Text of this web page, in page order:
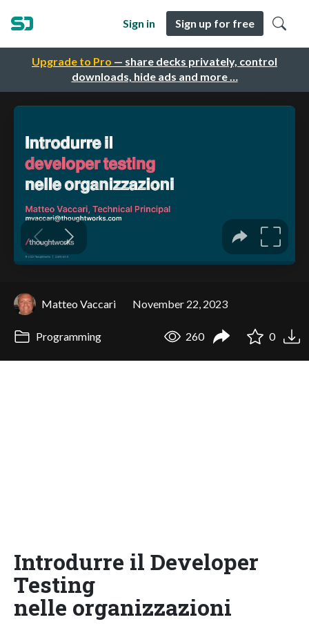
Upgrade to Pro — share decks privately, control
downloads, hide ads and more …
Sign in Sign up for free
Matteo Vaccari November 22, 2023
Programming 260 0
Introdurre il Developer
Testing
nelle organizzazioni